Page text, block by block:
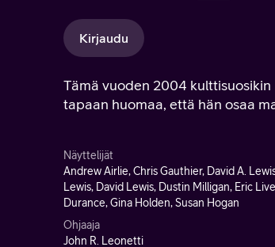
Kirjaudu
Tämä vuoden 2004
tapaan huomaa, että hän osaa
Näyttelijät
Andrew Airlie, Chris Gauthier, David A.
Lewis, David Lewis, Dustin Milligan, Eric
Durance, Gina Holden, Susan Hogan
Ohjaaja
John R. Leonetti